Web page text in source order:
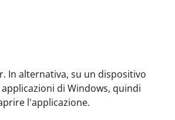
In alternativa, su un dispositivo
di Windows, quindi
l'applicazione.